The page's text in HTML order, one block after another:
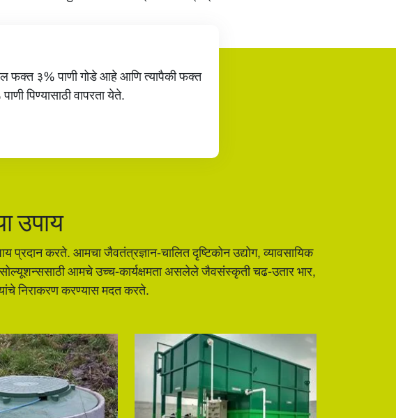
फक्त ३% पाणी गोडे आहे आणि त्यापैकी फक्त
पिण्यासाठी वापरता येते.
उपाय
करते. आमचा जैवतंत्रज्ञान-चालित दृष्टिकोन उद्योग, व्यावसायिक
सोल्यूशन्ससाठी आमचे उच्च-कार्यक्षमता असलेले जैवसंस्कृती चढ-उतार भार,
निराकरण करण्यास मदत करते.